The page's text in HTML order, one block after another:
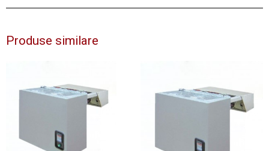
Produse similare